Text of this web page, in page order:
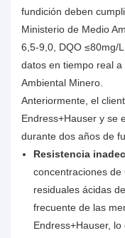
fundición deben
Ministerio de Medio
6,5-9,0, DQO ≤80mg/
datos en tiempo real
Ambiental Minero.
Anteriormente, el
Endress+Hauser y se
durante dos años de
Resistencia
concentraciones de
residuales ácidas
frecuente de las
Endress+Hauser,